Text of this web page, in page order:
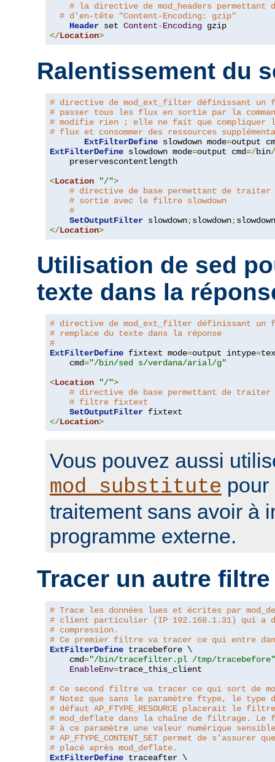
# la directive de mod_headers permettant
# d'en-tête "Content-Encoding: gzip"
Header set Content-Encoding
</Location>
Ralentissement du
# directive de mod_ext_filter définissant
# passer tous les flux en sortie par la
# modifie rien ; elle ne fait que compliquer le
# flux et consommer des ressources
ExtFilterDefine slowdown mode=output
ExtFilterDefine slowdown mode=output cmd=/bin/
    preservescontentlength
<Location "/">
# directive de base permettant de
# sortie avec le filtre slowdown
#
SetOutputFilter slowdown;slowdown;
</Location>
Utilisation de sed
texte dans la
# directive de mod_ext_filter définissant
# remplace du texte dans la réponse
#
ExtFilterDefine fixtext mode=output intype=
    cmd
="/bin/sed s/verdana/arial/g"
<Location "/">
# directive de base permettant de
# filtre fixtext
SetOutputFilter
</Location>
Vous pouvez aussi
mod_substitute pour
traitement sans avoir à
programme externe.
Tracer un autre filtre
# Trace les données lues et écrites par
# client particulier (IP 192.168.1.31) qui a
# compression.
# Ce premier filtre va tracer ce qui entre
ExtFilterDefine tracebefore \
    cmd
="/bin/tracefilter.pl /tmp/tracebefore"
EnableEnv=trace_this_client
# Ce second filtre va tracer ce qui sort de
# Notez que sans le paramètre ftype, le
# défaut AP_FTYPE_RESOURCE placerait le
# mod_deflate dans la chaîne de filtrage.
# à ce paramètre une valeur numérique
# AP_FTYPE_CONTENT_SET permet de
# placé après mod_deflate.
ExtFilterDefine traceafter \